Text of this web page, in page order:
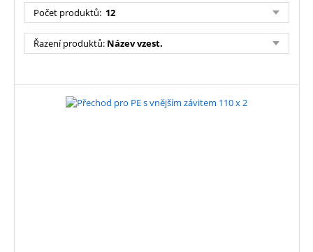
Počet produktů: 12
Řazení produktů: Název vzest.